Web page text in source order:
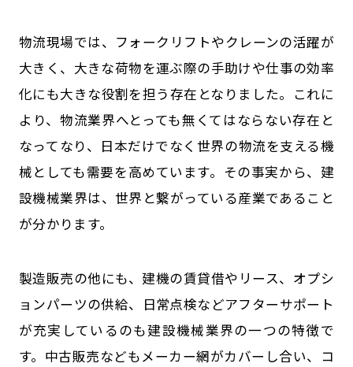
物流現場では、フォークリフトやクレーンの活躍が
大きく、大きな荷物を運ぶ際の手助けや仕事の効率
化にも大きな役割を担う存在となりました。これに
より、物流業界へとっても無くてはならない存在と
なってなり、日本だけでなく世界の物流を支える機
械としても需要を高めています。その事実から、建
設機械業界は、世界と繋がっている産業であること
が分かります。
製造販売の他にも、建機の賃貸借やリース、オプシ
ョンパーツの供給、日常点検などアフターサポート
が充実しているのも建設機械業界の一つの特徴で
す。中古販売などもメーカー網がカバーし合い、コ